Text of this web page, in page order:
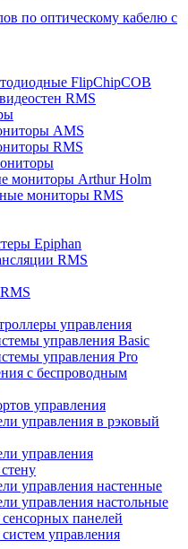
по оптическому кабелю с
FlipChipCOB
RMS
AMS
RMS
мониторы Arthur Holm
мониторы RMS
Epiphan
RMS
управления
управления Basic
управления Pro
с беспроводным
управления
управления в рэковый
управления
управления настенные
управления настольные
панелей
управления